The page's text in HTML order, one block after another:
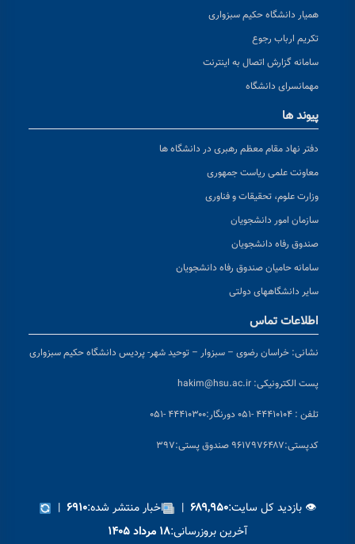
همیار دانشگاه حکیم سبزواری
تکریم ارباب رجوع
سامانه گزارش اتصال به اینترنت
مهمانسرای دانشگاه
پیوند ها
دفتر نهاد مقام معظم رهبری در دانشگاه ها
معاونت علمی ریاست جمهوری
وزارت علوم، تحقیقات و فناوری
سازمان امور دانشجویان
صندوق رفاه دانشجویان
سامانه حامیان صندوق رفاه دانشجویان
سایر دانشگاههای دولتی
اطلاعات تماس
نشانی: خراسان رضوی – سبزوار – توحید شهر- پردیس دانشگاه حکیم سبزواری
پست الکترونیکی: hakim@hsu.ac.ir
تلفن : ۴۴۴۱۰۱۰۴ -۰۵۱ دورنگار:۴۴۴۱۰۳۰۰ -۰۵۱
کدپستی:۹۶۱۷۹۷۶۴۸۷ صندوق پستی:۳۹۷
👁 بازدید کل سایت:۶۸۹,۹۵۰ | اخبار منتشر شده:۶۹۱۰ |
آخرین بروزرسانی:۱۸ مرداد ۱۴۰۵